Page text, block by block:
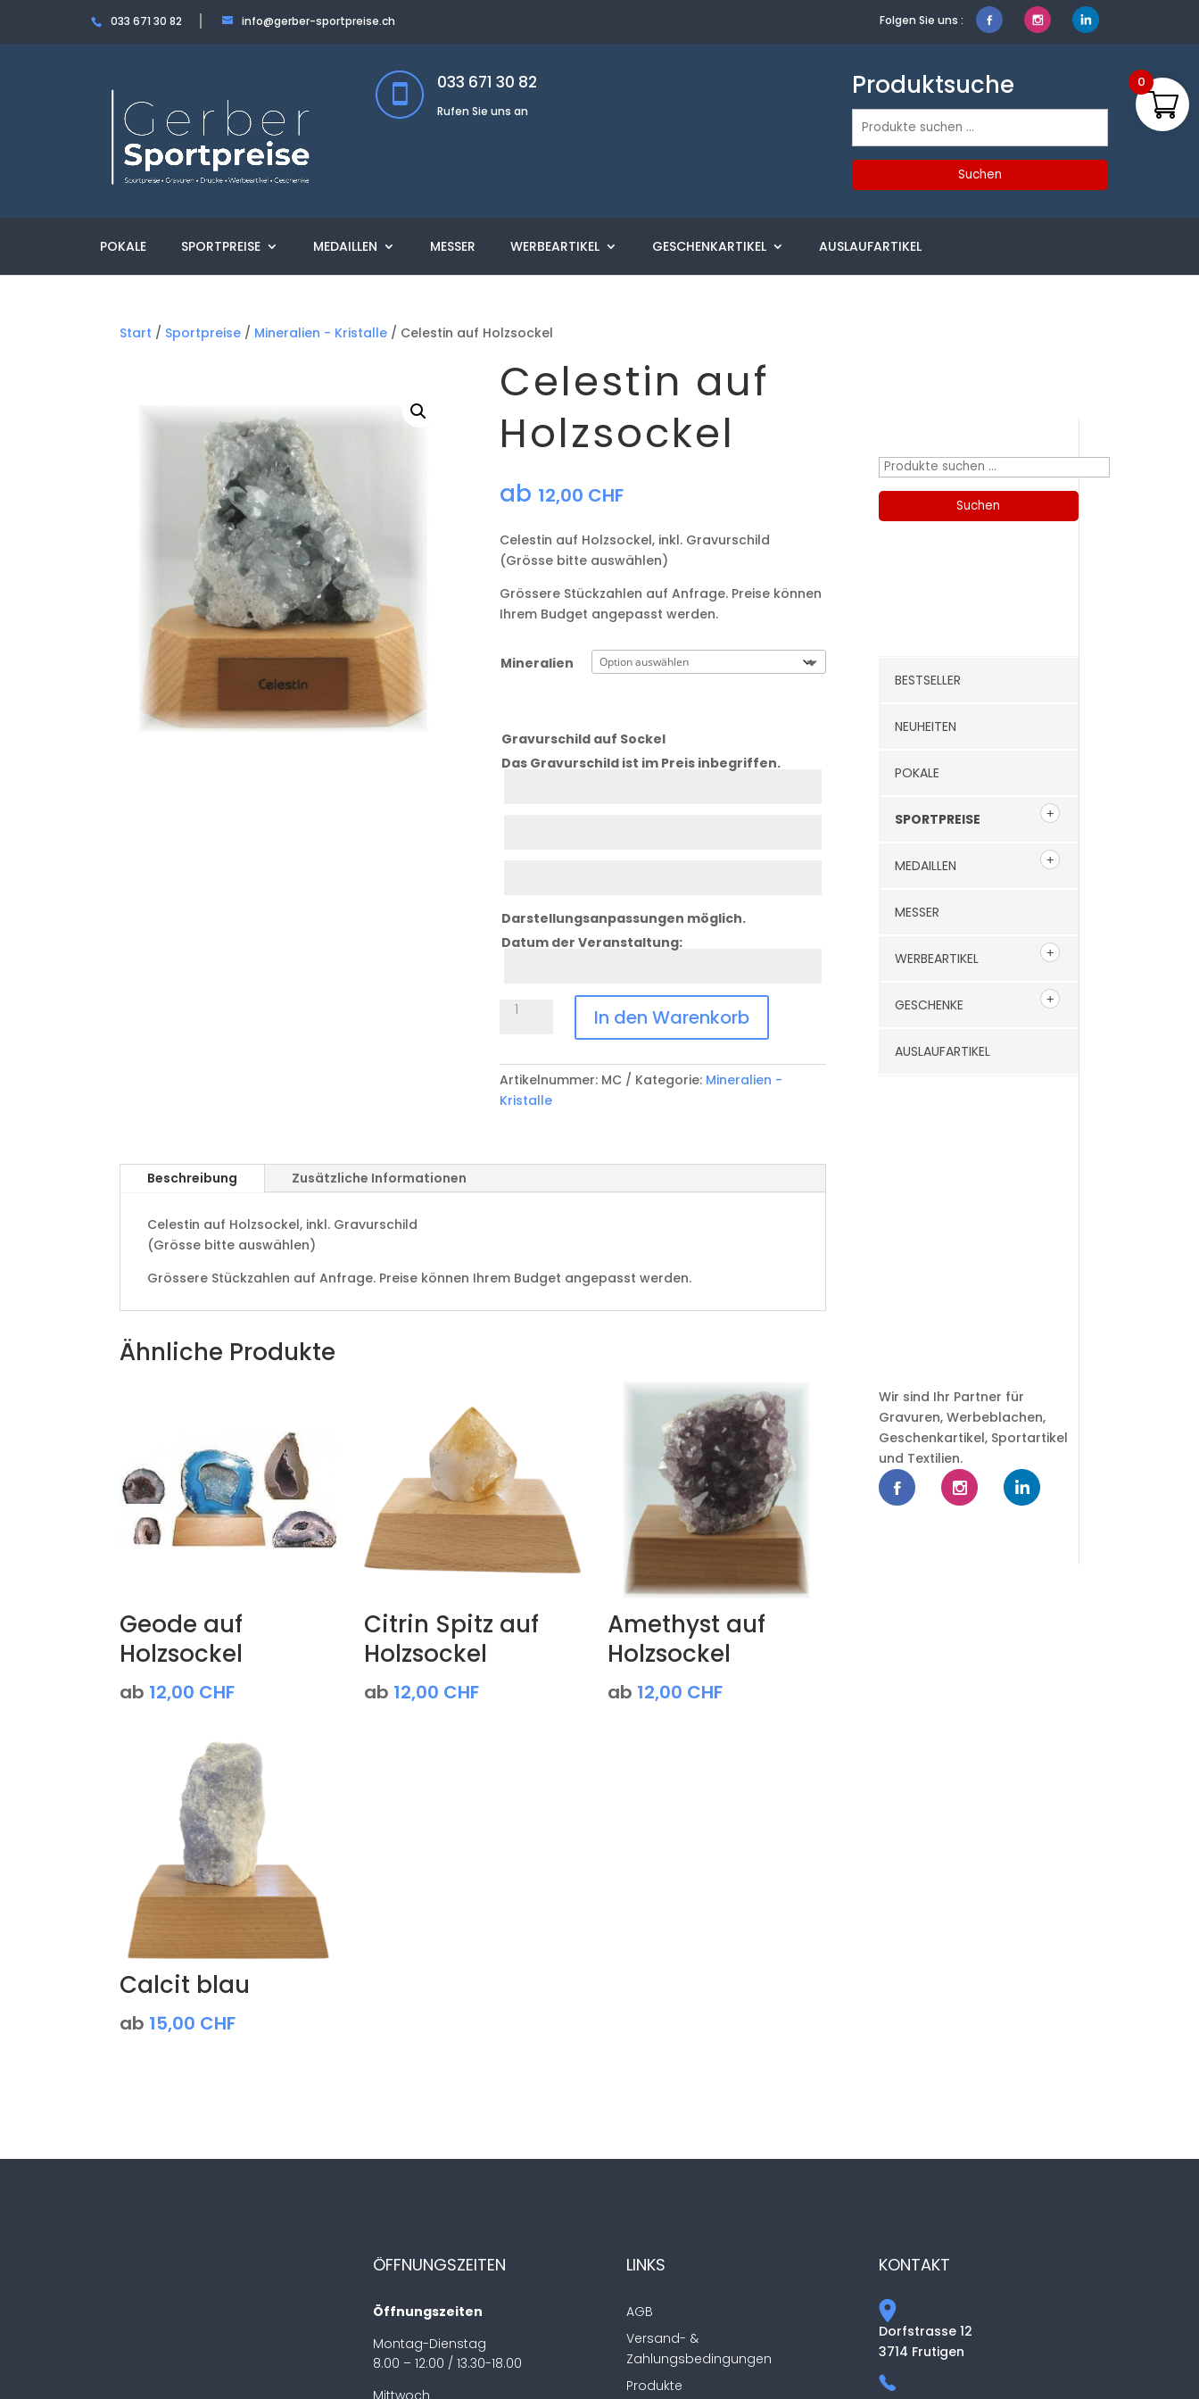
033 671 30 82 info@gerber-sportpreise.ch Folgen Sie uns :
033 671 30 82
Rufen Sie uns an
Produktsuche
Suchen
Suchen
POKALE SPORTPREISE MEDAILLEN MESSER WERBEARTIKEL GESCHENKARTIKEL AUSLAUFARTIKEL
Start / Sportpreise / Mineralien - Kristalle / Celestin auf Holzsockel
Celestin auf
Holzsockel
ab 12,00 CHF
Celestin auf Holzsockel, inkl. Gravurschild
(Grösse bitte auswählen)
Grössere Stückzahlen auf Anfrage. Preise können
Ihrem Budget angepasst werden.
Mineralien
Gravurschild auf Sockel
Das Gravurschild ist im Preis inbegriffen.
Darstellungsanpassungen möglich.
Datum der Veranstaltung:
Celestin
Menge
In den Warenkorb
Artikelnummer: MC Kategorie: Mineralien -
Kristalle
Beschreibung Zusätzliche Informationen
Celestin auf Holzsockel, inkl. Gravurschild
(Grösse bitte auswählen)
Grössere Stückzahlen auf Anfrage. Preise können Ihrem Budget angepasst werden.
Ähnliche Produkte
Geode auf
Holzsockel
ab 12,00 CHF
Citrin Spitz auf
Holzsockel
ab 12,00 CHF
Amethyst auf
Holzsockel
ab 12,00 CHF
Calcit blau
ab 15,00 CHF
Suchen
Suchen
BESTSELLER
NEUHEITEN
POKALE
SPORTPREISE
MEDAILLEN
MESSER
WERBEARTIKEL
GESCHENKE
AUSLAUFARTIKEL
Wir sind Ihr Partner für
Gravuren, Werbeblachen,
Geschenkartikel, Sportartikel
und Textilien.
ÖFFNUNGSZEITEN
Öffnungszeiten
Montag-Dienstag
8.00 – 12:00 / 13.30-18.00
LINKS
AGB
Versand- &
Zahlungsbedingungen
Produkte
KONTAKT
Dorfstrasse 12
3714 Frutigen
0